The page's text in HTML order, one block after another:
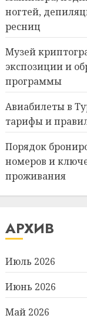
ногтей,
ресниц
Музей
экспозиции и
программы
Авиабилеты в
тарифы и
Порядок
номеров и
проживания
АРХИВ
Июль 2026
Июнь 2026
Май 2026